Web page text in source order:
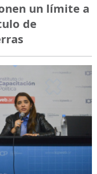
un límite a
de